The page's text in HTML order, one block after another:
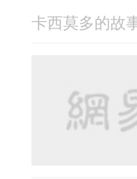
卡西莫多的故